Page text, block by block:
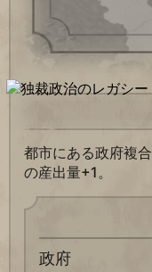
都市にある政府複
の産出量+1。
政府